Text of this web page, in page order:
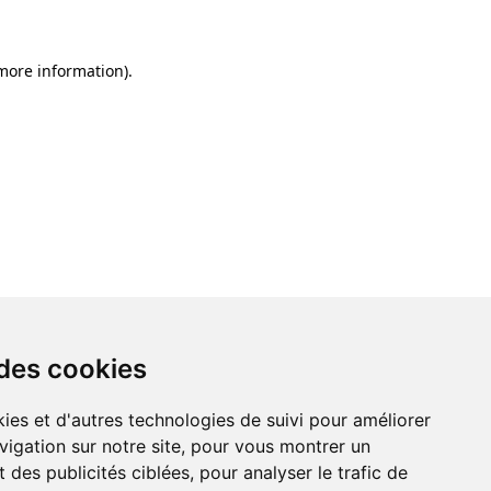
cookies
et d'autres technologies de suivi pour améliorer
sur notre site, pour vous montrer un
des publicités ciblées, pour analyser le trafic de
information).